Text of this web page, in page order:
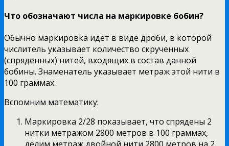
Что обозначают числа на маркировке бобин?
Обычно маркировка идёт в виде дроби, в которой
числитель указывает количество скрученных
(спряденных) нитей, входящих в состав данной
бобины. Знаменатель указывает метраж этой нити в
100 граммах.
Вспомним математику:
Маркировка 2/28 показывает, что спрядены 2
нитки метражом 2800 метров в 100 граммах,